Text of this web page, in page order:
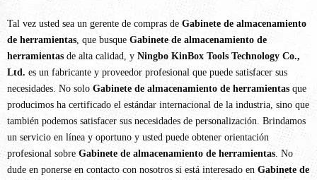
Tal vez usted sea un gerente de compras de Gabinete de almacenamiento
de herramientas, que busque Gabinete de almacenamiento de
herramientas de alta calidad, y Ningbo KinBox Tools Technology Co.,
Ltd. es un fabricante y proveedor profesional que puede satisfacer sus
necesidades. No solo Gabinete de almacenamiento de herramientas que
producimos ha certificado el estándar internacional de la industria, sino que
también podemos satisfacer sus necesidades de personalización. Brindamos
un servicio en línea y oportuno y usted puede obtener orientación
profesional sobre Gabinete de almacenamiento de herramientas. No
dude en ponerse en contacto con nosotros si está interesado en Gabinete de